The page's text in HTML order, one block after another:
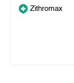
Zithromax